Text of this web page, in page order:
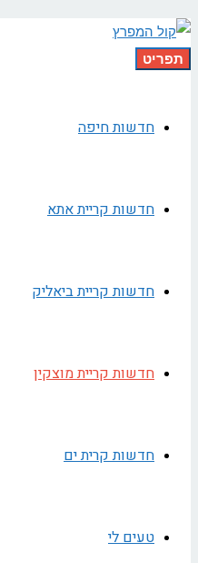
תפריט
חדשות חיפה
חדשות קריית אתא
חדשות קריית ביאליק
חדשות קריית מוצקין
חדשות קרית ים
טעים לי